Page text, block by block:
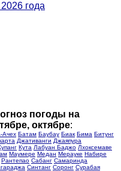
года
погоды на
октябре:
Ачех Батам Баубау Биак Бима Битунг
Джативанги Джаяпура
Кута Лабуан Баджо Лхоксемаве
Маумере Медан Мерауке Набире
Рантепао Сабанг Самаринда
Синтанг Соронг Сурабая